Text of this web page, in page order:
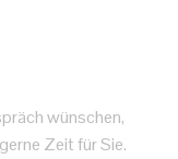
wünschen,
Zeit für Sie.